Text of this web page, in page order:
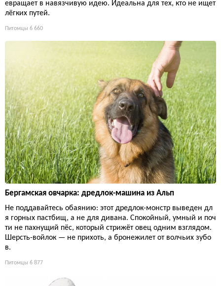
евращает в навязчивую идею. Идеальна для тех, кто не ищет
лёгких путей.
Питомцы 6 660
Бергамская овчарка: дредлок-машина из Альп
Не поддавайтесь обаянию: этот дредлок-монстр выведен дл
я горных пастбищ, а не для дивана. Спокойный, умный и поч
ти не пахнущий пёс, который стрижёт овец одним взглядом.
Шерсть-войлок — не прихоть, а бронежилет от волчьих зубо
в.
Питомцы 6 877